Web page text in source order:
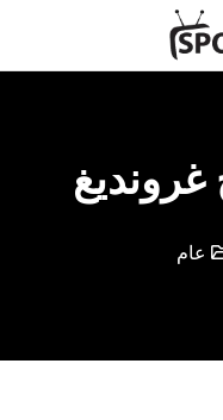
عام